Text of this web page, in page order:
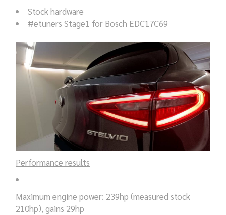
Stock hardware
#etunersStage1 for Bosch EDC17C69
Performance results
Maximum engine power: 239hp (measured stock
210hp), gains 29hp